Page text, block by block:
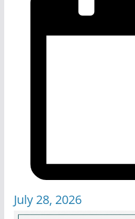
July 28, 2026